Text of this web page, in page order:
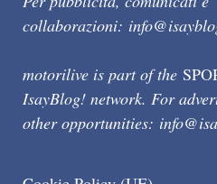
collaborazioni:
motorilive is part of the
IsayBlog! network. For
other opportunities: